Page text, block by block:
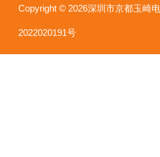
Copyright © 2026深圳市京都玉崎
2022020191号